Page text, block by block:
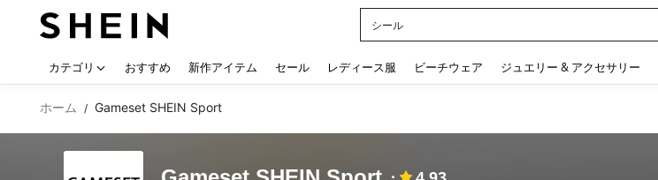
シール
カテゴリ おすすめ 新作アイテム セール レディース服 ビーチウェア ジュエリー & アクセサリー
ホーム / Gameset SHEIN Sport